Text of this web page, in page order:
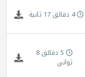
4 دقائق 17 ثانية
5 دقائق 8
ثواني